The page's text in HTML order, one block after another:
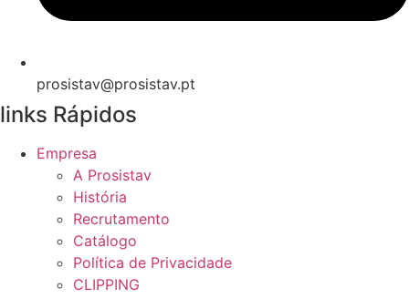
prosistav@prosistav.pt
links Rápidos
Empresa
A Prosistav
História
Recrutamento
Catálogo
Política de Privacidade
CLIPPING